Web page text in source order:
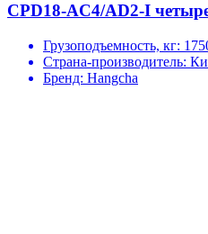
CPD18-AC4/AD2-I
Грузоподъемность, кг:
Страна-производитель:
Бренд: Hangcha